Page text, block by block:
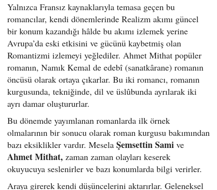
Yalnızca Fransız kaynaklarıyla temasa geçen bu
romancılar, kendi dönemlerinde Realizm akımı güncel
bir konum kazandığı hâlde bu akımı izlemek yerine
Avrupa’da eski etkisini ve gücünü kaybetmiş olan
Romantizmi izlemeyi yeğlediler. Ahmet Mithat popüler
romanın, Namık Kemal de edebî (sanatkârane) romanın
öncüsü olarak ortaya çıkarlar. Bu iki romancı, romanın
kurgusunda, tekniğinde, dil ve üslûbunda ayrılarak iki
ayrı damar oluştururlar.
Bu dönemde yayımlanan romanlarda ilk örnek
olmalarının bir sonucu olarak roman kurgusu bakımından
bazı eksiklikler vardır. Mesela Şemsettin Sami ve
Ahmet Mithat, zaman zaman olayları keserek
okuyucuya seslenirler ve bazı konumlarda bilgi verirler.
Araya girerek kendi düşüncelerini aktarırlar. Geleneksel